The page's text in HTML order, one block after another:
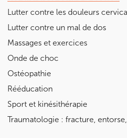
Lutter contre les douleurs
Lutter contre un mal de dos
Massages et exercices
Onde de choc
Ostéopathie
Rééducation
Sport et kinésithérapie
Traumatologie : fracture,